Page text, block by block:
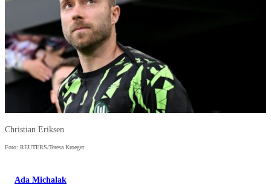
Christian Eriksen
Foto: REUTERS/Teresa Kroeger
Ada Michalak